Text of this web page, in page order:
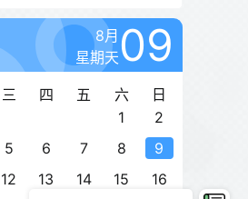
8月
星期天09
三 四 五 六
日
1
2
5 6 7 8
9
12 13 14 15
16